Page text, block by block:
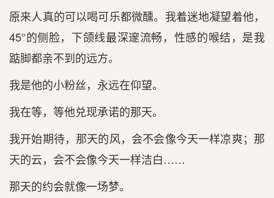
原来人真的可以喝可乐都微醺。我着迷地凝望着他，
45°的侧脸，下颌线最深邃流畅，性感的喉结，是我
踮脚都亲不到的远方。
我是他的小粉丝，永远在仰望。
我在等，等他兑现承诺的那天。
我开始期待，那天的风，会不会像今天一样凉爽；那
天的云，会不会像今天一样洁白……
那天的约会就像一场梦。